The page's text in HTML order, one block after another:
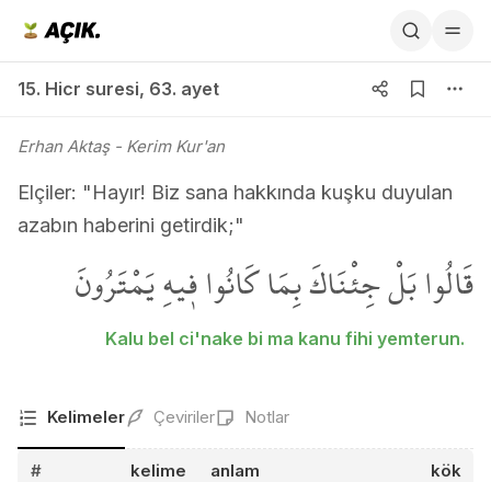
15. Hicr suresi, 63. ayet
Erhan Aktaş- Kerim Kur'an
Elçiler: "Hayır! Biz sana hakkında kuşku duyulan
azabın haberini getirdik;"
قَالُوا بَلْ جِئْنَاكَ بِمَا كَانُوا ف۪يهِ يَمْتَرُونَ
Kalu bel ci'nake bi ma kanu fihi yemterun.
Kelimeler Çeviriler Notlar
# kelime anlam kök